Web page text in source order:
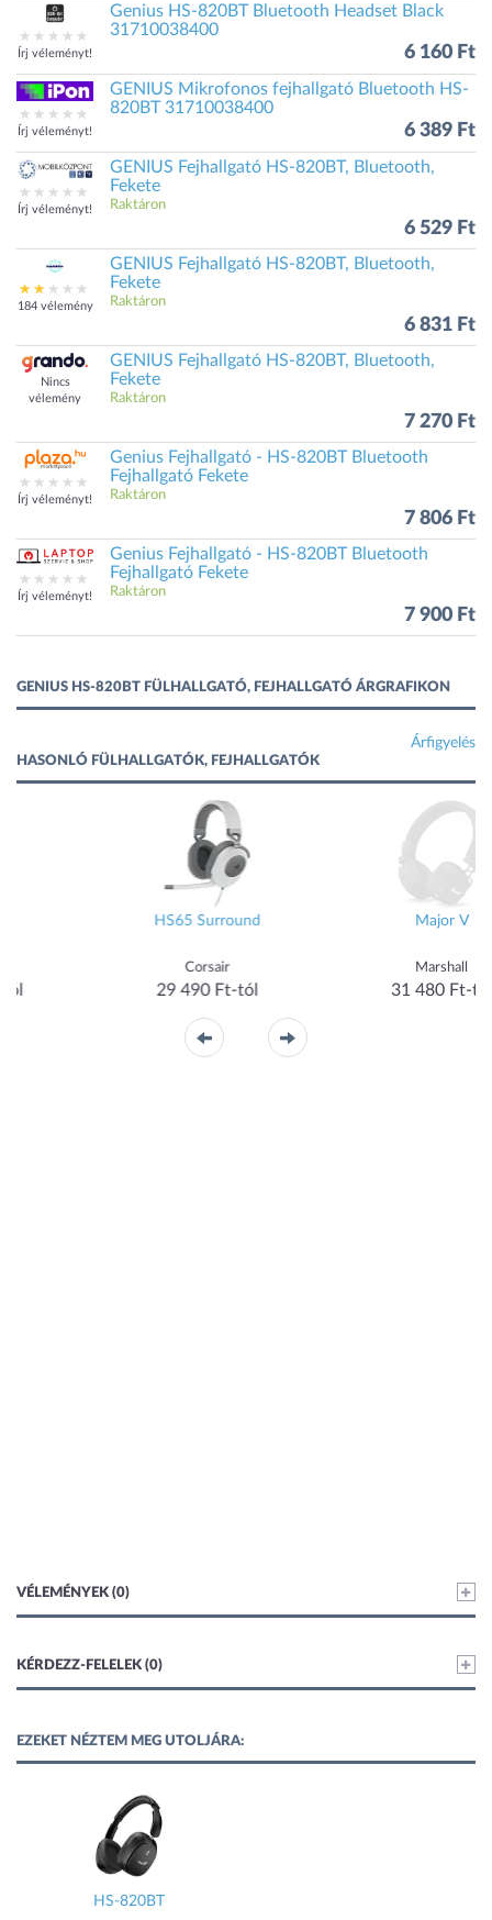
Írj véleményt!
Genius HS-820BT Bluetooth Headset Black
31710038400
6 160 Ft
Írj véleményt!
GENIUS Mikrofonos fejhallgató Bluetooth HS-
820BT 31710038400
6 389 Ft
Írj véleményt!
GENIUS Fejhallgató HS-820BT, Bluetooth,
Fekete
Raktáron
6 529 Ft
184 vélemény
GENIUS Fejhallgató HS-820BT, Bluetooth,
Fekete
Raktáron
6 831 Ft
Nincs
vélemény
GENIUS Fejhallgató HS-820BT, Bluetooth,
Fekete
Raktáron
7 270 Ft
Írj véleményt!
Genius Fejhallgató - HS-820BT Bluetooth
Fejhallgató Fekete
Raktáron
7 806 Ft
Írj véleményt!
Genius Fejhallgató - HS-820BT Bluetooth
Fejhallgató Fekete
Raktáron
7 900 Ft
GENIUS HS-820BT FÜLHALLGATÓ, FEJHALLGATÓ ÁRGRAFIKON
Árfigyelés
HASONLÓ FÜLHALLGATÓK, FEJHALLGATÓK
Ft-tól
Major V
Marshall
31 480 Ft-tól
Tune
32 939
VÉLEMÉNYEK (0)
KÉRDEZZ-FELELEK (0)
EZEKET NÉZTEM MEG UTOLJÁRA:
HS-820BT